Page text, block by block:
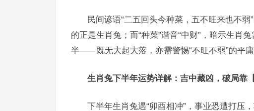
民间谚语“二五回头今种菜，五不旺来也不
的正是生肖兔；而“种菜”谐音“中财”，暗示生肖
半——既无大起大落，亦需警惕“不旺不弱”的平庸
生肖兔下半年运势详解：吉中藏凶，破局靠
下半年生肖兔遇“卯酉相冲”，事业恐遭打压